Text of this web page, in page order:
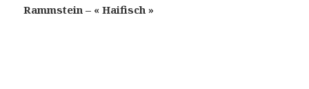
Rammstein – « Haifisch »